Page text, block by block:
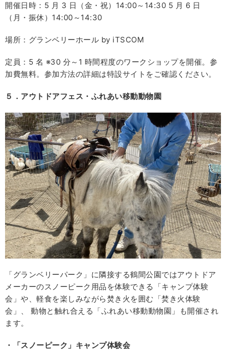
開催日時：5 月 3 日（金・祝）14:00～14:30 5 月 6 日
（月・振休）14:00～14:30
場所：グランベリーホール by iTSCOM
定員：5 名 ※30 分～1 時間程度のワークショップを開催。参
加費無料。参加方法の詳細は特設サイトをご確認ください。
５．アウトドアフェス・ふれあい移動動物園
「グランベリーパーク」に隣接する鶴間公園ではアウトドア
メーカーのスノーピーク用品を体験できる「キャンプ体験
会」や、軽食を楽しみながら焚き火を囲む「焚き火体験
会」、 動物と触れ合える「ふれあい移動動物園」も開催され
ます。
・「スノーピーク」キャンプ体験会